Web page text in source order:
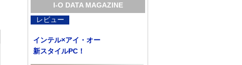
I-O DATA MAGAZINE
レビュー
インテル×アイ・オー
新スタイルPC！